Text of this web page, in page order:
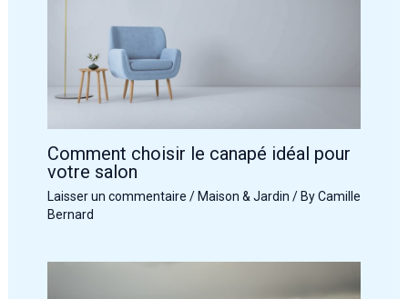
Comment choisir le canapé idéal pour
votre salon
Laisser un commentaire / Maison & Jardin / ByCamille
Bernard